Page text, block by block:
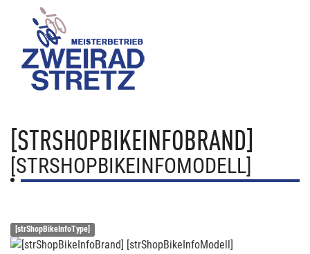
[STRSHOPBIKEINFOBRAND]
[STRSHOPBIKEINFOMODELL]
[strShopBikeInfoType]